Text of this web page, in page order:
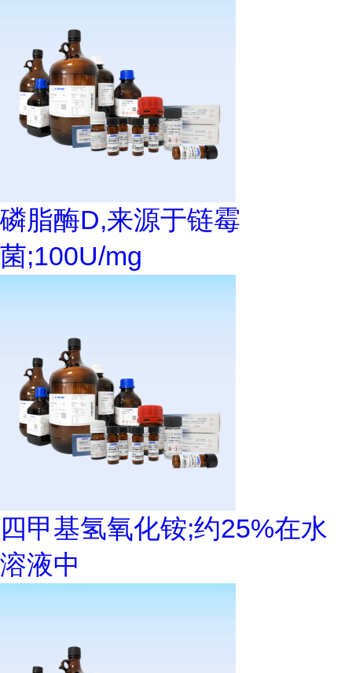
磷脂酶D,来源于链霉
菌;100U/mg
四甲基氢氧化铵;约25%在水
溶液中